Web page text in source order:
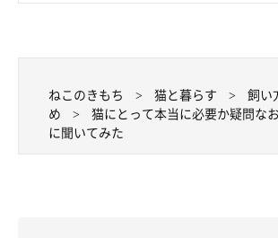
ねこのきもち 猫と暮らす 飼い
め
猫にとって本当に必要か疑問な
に聞いてみた